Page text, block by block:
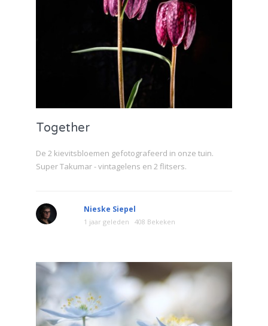
Together
De 2 kievitsbloemen gefotografeerd in onze tuin.
Super Takumar - vintagelens en 2 flitsers.
Nieske Siepel
1 jaar geleden 408 Bekeken